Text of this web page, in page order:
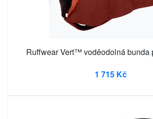
Ruffwear Vert™ voděodolná bunda
1 715 Kč